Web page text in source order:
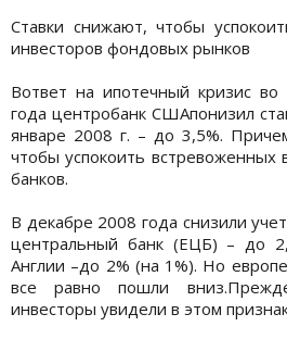
Ставки снижают, чтобы
инвесторов фондовых рынков
Вответ на ипотечный кризис
года центробанк СШАпонизил
январе 2008 г. – до 3,5%.
чтобы успокоить встревоженных
банков.
В декабре 2008 года снизили
центральный банк (ЕЦБ) – до
Англии –до 2% (на 1%). Но
все равно пошли
инвесторы увидели в этом